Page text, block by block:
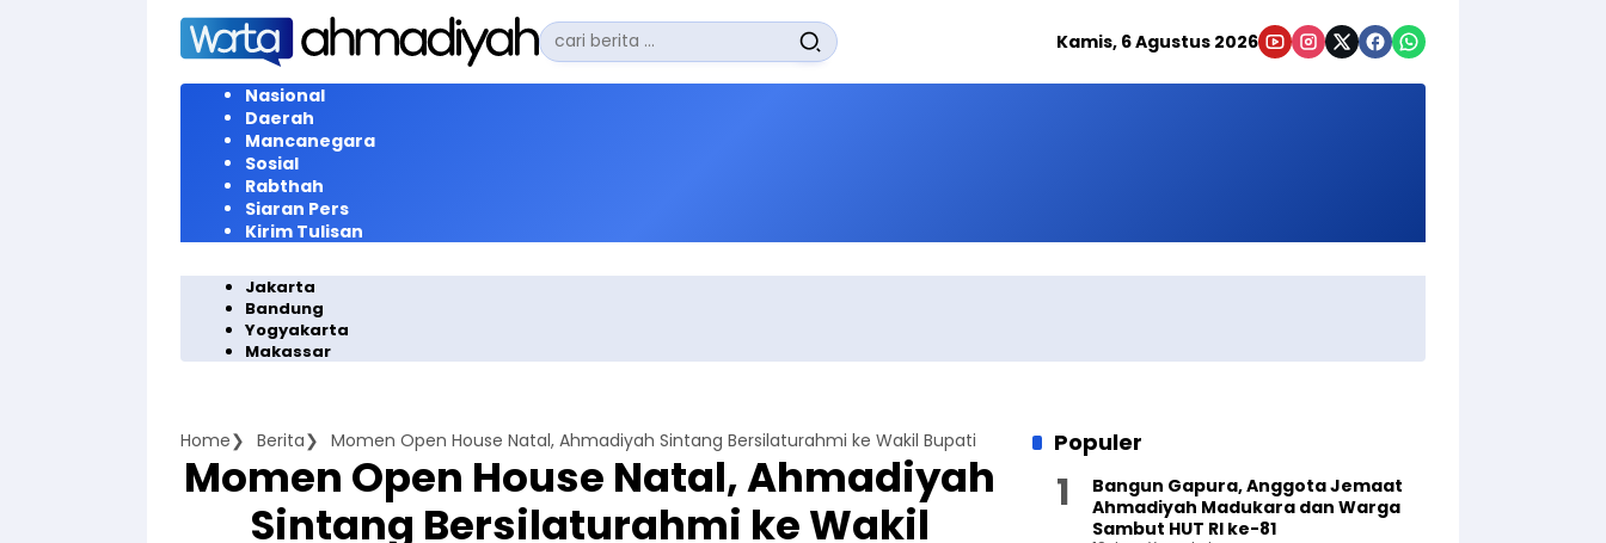
Langsung
konten
Pencarian
untuk:
Kamis, 6 Agustus 2026
Nasional
Daerah
Mancanegara
Sosial
Rabthah
Siaran Pers
Kirim Tulisan
Jakarta
Bandung
Yogyakarta
Makassar
Home Berita Momen Open House Natal, Ahmadiyah Sintang Bersilaturahmi ke Wakil Bupati
Momen Open House Natal, Ahmadiyah
Sintang Bersilaturahmi ke Wakil
Populer
Bangun Gapura, Anggota Jemaat
Ahmadiyah Madukara dan Warga
Sambut HUT RI ke-81